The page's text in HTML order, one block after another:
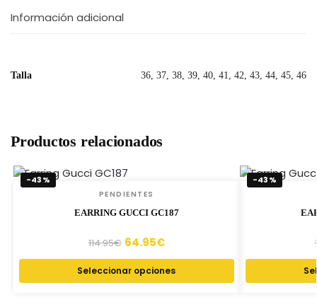
Información adicional
Talla 36, 37, 38, 39, 40, 41, 42, 43, 44, 45, 46
Productos relacionados
-43%
PENDIENTES
EARRING GUCCI GC187
114.95€ 64.95€
Seleccionar opciones
-43%